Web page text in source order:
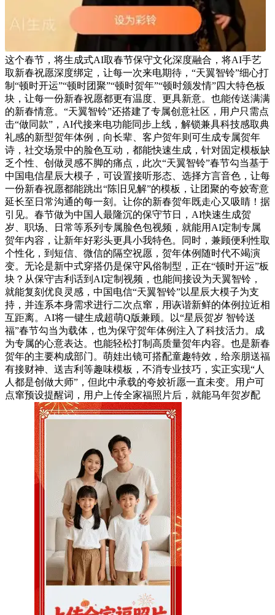
这个春节，将生成式AI取春节保守文化深度融合，将AI手艺
取新春祝愿深度绑定，让每一次来电期待，“天翼智铃”细心打
制“顿时开运”“顿时团聚”“顿时贺年”“顿时颁发情”四大特色板
块，让每一份新春祝愿都更有温度、更具新意。也能传送满满
的新春情意。“天翼智铃”还搭建了专属创意社区，用户只需点
击“做同款”，AI代接来电功能同步上线，解锁兼具科技感取典
礼感的新型贺年体例，向长辈、客户贺年则可生成专属贺年
诗，社交场景中的脸色互动，都能快速生成，针对固定模板缺
乏个性、创做灵感不脚的痛点，此次“天翼智铃”春节勾当基于
中国电信星辰大模子，可设置接听形态、选择方言音色，让每
一份新春祝愿都能跳出“陈旧见解”的模板，让团聚的夸姣寄意
延长至日常沟通的每一刻。让你的新春贺年既走心又吸睛！据
引见。春节做为中国人最隆沉的保守节日，AI快速生成贺
岁、职场、日常等系列专属脸色包视频，就能用AI定制专属
贺年内容，让新年好彩头更具小我特色。同时，兼顾便利性取
个性化，到短信、微信的隔空祝愿，贺年体例随时代不竭演
变。无论是新中式穿搭仍是保守风俗制型，正在“顿时开运”板
块？从保守吉利话到AI定制视频，也能间接设为天翼智铃，
就能复刻优良灵感，中国电信“天翼智铃”以星辰大模子为支
持，并连系本身需求进行二次点窜，用诙谐新鲜的体例拉近相
互距离。AI将一键生成超萌Q版兼顾。以“星辰贺岁 智铃送
福”春节勾当为载体，也为保守贺年体例注入了科技活力。成
为专属的心意表达。也能轻松打制高质量贺年内容。也是新春
贺年的主要构成部门。萌娃出镜可搭配童趣特效，给亲朋送福
有接财神、送吉利等趣味模板，不消专业技巧，实正实现“人
人都是创做大师”，但此中承载的夸姣祈愿一直未变。用户可
点窜预设提醒词，用户上传全家福照片后，就能马年贺岁配